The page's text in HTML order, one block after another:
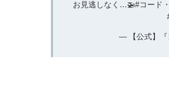
お見逃しなく…🚁#コード
— 【公式】『